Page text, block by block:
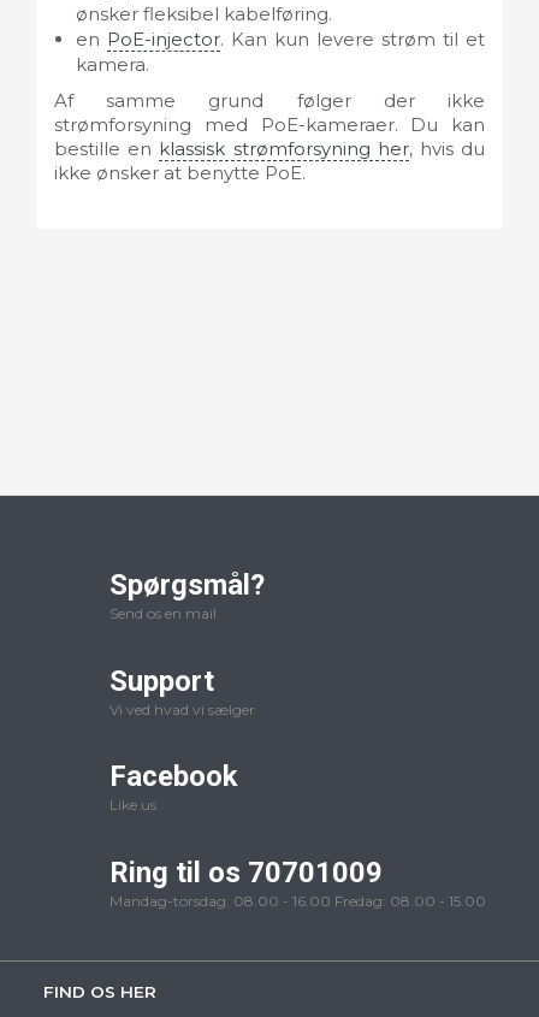
ønsker fleksibel kabelføring.
en PoE-injector. Kan kun levere strøm til et
kamera.
Af samme grund følger der ikke
strømforsyning med PoE-kameraer. Du kan
bestille en klassisk strømforsyning her, hvis du
ikke ønsker at benytte PoE.
Spørgsmål?
Send os en mail
Support
Vi ved hvad vi sælger
Facebook
Like us
Ring til os 70701009
Mandag-torsdag: 08.00 - 16.00 Fredag: 08.00 - 15.00
FIND OS HER